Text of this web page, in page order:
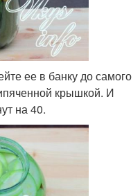
ее в банку до самого
крышкой. И
на 40.